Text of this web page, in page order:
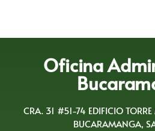
Oficina
CRA. 31 #51-74 EDIFICIO
BUCARAMANGA,